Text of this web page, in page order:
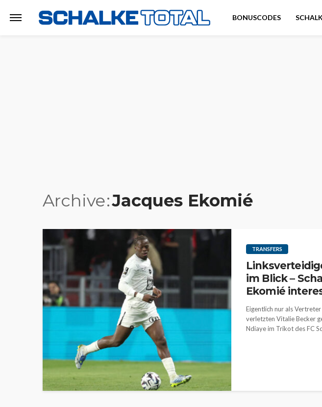
BONUSCODES
Archive Jacques Ekomié
TRANSFERS
im Blick –
Ekomié
Eigentlich nur als
verletzten Vitalie Becker
Ndiaye im Trikot des FC